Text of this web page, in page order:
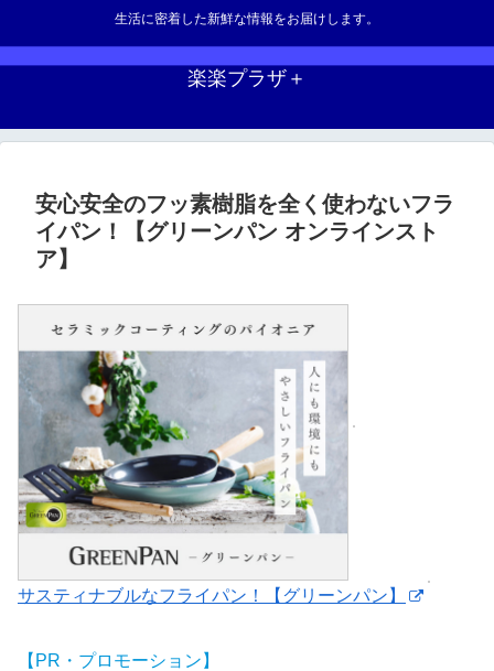
生活に密着した新鮮な情報をお届けします。
楽楽プラザ＋
安心安全のフッ素樹脂を全く使わないフラ
イパン！【グリーンパン オンラインスト
ア】
サスティナブルなフライパン！【グリーンパン】
【PR・プロモーション】